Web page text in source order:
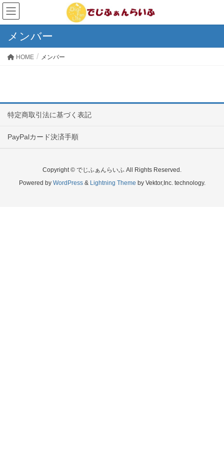
メンバー
HOME メンバー
特定商取引法に基づく表記
PayPalカード決済手順
Copyright © でじふぁんらいふ All Rights Reserved.
Powered by WordPress& Lightning Theme by Vektor,Inc. technology.